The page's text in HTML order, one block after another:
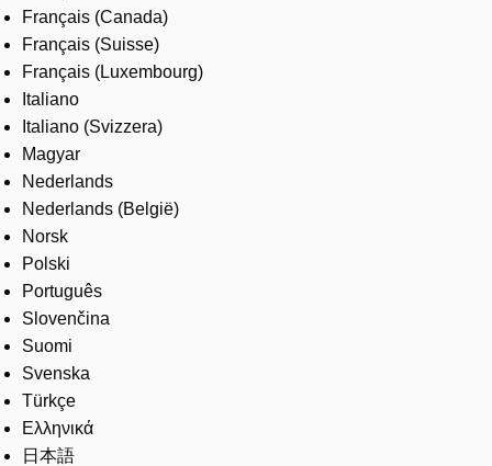
Français (Canada)
Français (Suisse)
Français (Luxembourg)
Italiano
Italiano (Svizzera)
Magyar
Nederlands
Nederlands (België)
Norsk
Polski
Português
Slovenčina
Suomi
Svenska
Türkçe
Ελληνικά
日本語